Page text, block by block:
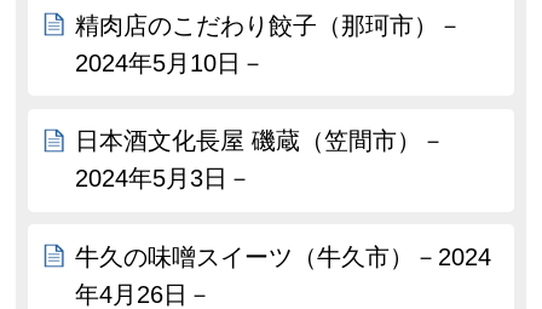
精肉店のこだわり餃子（那珂市）－
2024年5月10日－
日本酒文化長屋 磯蔵（笠間市）－
2024年5月3日－
牛久の味噌スイーツ（牛久市）－2024
年4月26日－